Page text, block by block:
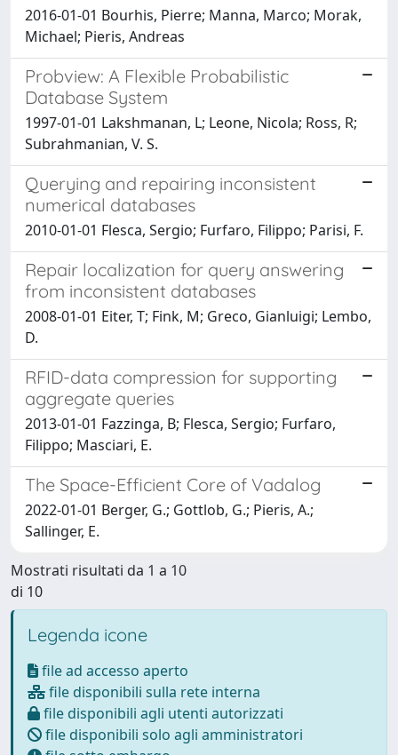
2016-01-01 Bourhis, Pierre; Manna, Marco; Morak,
Michael; Pieris, Andreas
Probview: A Flexible Probabilistic
Database System
1997-01-01 Lakshmanan, L; Leone, Nicola; Ross, R;
Subrahmanian, V. S.
Querying and repairing inconsistent
numerical databases
2010-01-01 Flesca, Sergio; Furfaro, Filippo; Parisi, F.
Repair localization for query answering
from inconsistent databases
2008-01-01 Eiter, T; Fink, M; Greco, Gianluigi; Lembo,
D.
RFID-data compression for supporting
aggregate queries
2013-01-01 Fazzinga, B; Flesca, Sergio; Furfaro,
Filippo; Masciari, E.
The Space-Efficient Core of Vadalog
2022-01-01 Berger, G.; Gottlob, G.; Pieris, A.;
Sallinger, E.
Mostrati risultati da 1 a 10
di 10
Legenda icone
file ad accesso aperto
file disponibili sulla rete interna
file disponibili agli utenti autorizzati
file disponibili solo agli amministratori